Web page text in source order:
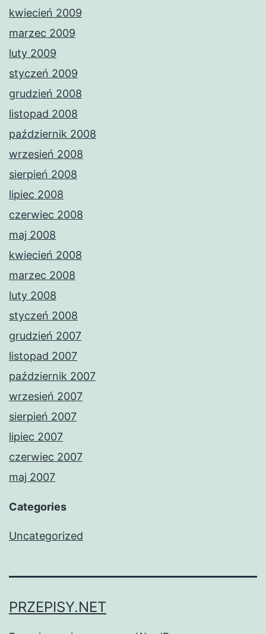
kwiecień 2009
marzec 2009
luty 2009
styczeń 2009
grudzień 2008
listopad 2008
październik 2008
wrzesień 2008
sierpień 2008
lipiec 2008
czerwiec 2008
maj 2008
kwiecień 2008
marzec 2008
luty 2008
styczeń 2008
grudzień 2007
listopad 2007
październik 2007
wrzesień 2007
sierpień 2007
lipiec 2007
czerwiec 2007
maj 2007
Categories
Uncategorized
PRZEPISY.NET